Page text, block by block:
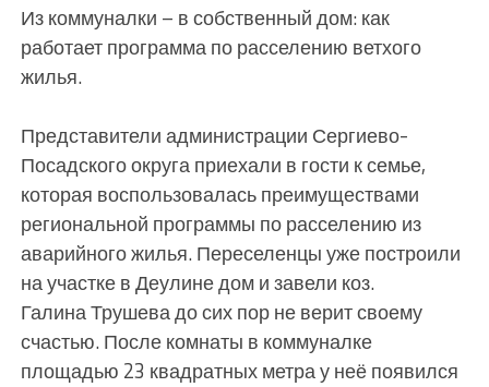
Из коммуналки – в собственный дом: как
работает программа по расселению ветхого
жилья.
Представители администрации Сергиево-
Посадского округа приехали в гости к семье,
которая воспользовалась преимуществами
региональной программы по расселению из
аварийного жилья. Переселенцы уже построили
на участке в Деулине дом и завели коз.
Галина Трушева до сих пор не верит своему
счастью. После комнаты в коммуналке
площадью 23 квадратных метра у неё появился